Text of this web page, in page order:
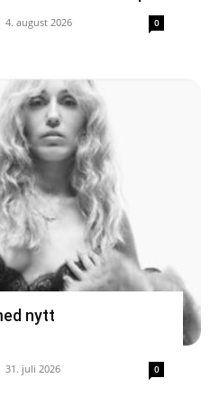
4. august 2026 0
nytt
31. juli 2026 0